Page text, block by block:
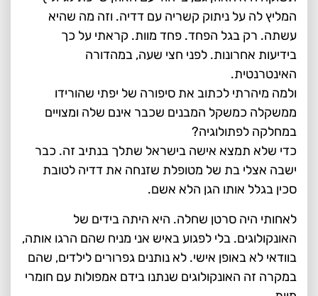
המליץ לה על ניתוק קשריה עם דדיה. וזה מה שהיא
עשתה. רק בגל הפחד. פחד מוות. קראתי על כך
בידיעות אחרונות. לפני חצי שעה, במהדורה
האינטרנטית.
ולמה מיהרתי לכתוב את סיפורה של יפתי שהורידו
ממשקלה כמשקל המבנים שכבר אינם שלה ומצויים
במחלקה לפתולוגיה?
כדי שלא תמצא אישה בישראל שתלך בנתיב זה. כבר
ישבה אצלי בת של מטופלת שזנחה את דדיה לטובת
סכין בגלל אותו הגן הלא אשם.
לאחותי היה סרטן שחלה. היא היתה בידים של
האונקולוגים. בלי לפגוע באיש אני מניח שהם הרגו אותה,
בוודאי לא באופן אישי. לא נותנים גפרורים לילדים, שהם
במקרה זה האונקולוגים שנתנו בידם אמפולות עם חומרי